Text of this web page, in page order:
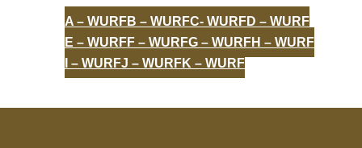
A – WURFB – WURFC- WURFD – WURF
E – WURFF – WURFG – WURFH – WURF
I – WURFJ – WURFK – WURF